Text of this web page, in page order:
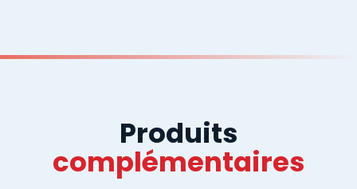
Produits
complémentaires